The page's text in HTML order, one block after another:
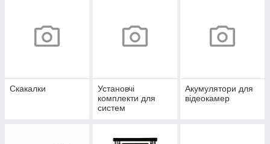
Скакалки
Установчі
комплекти для
систем
Акумулятори для
відеокамер